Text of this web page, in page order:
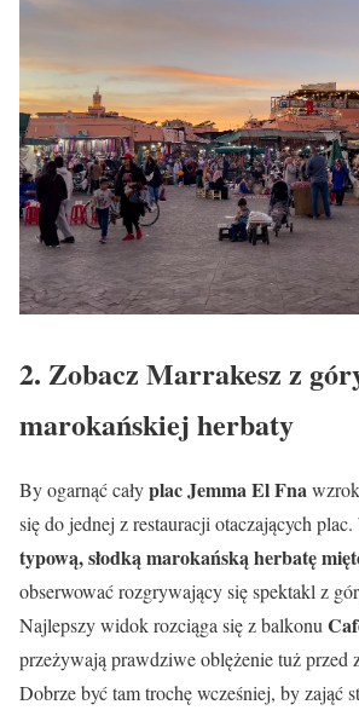
2. Zobacz Marrakesz z
marokańskiej herbaty
By ogarnąć całyplac Jemma El Fna
się do jednej z restauracji otaczających
typową, słodką marokańską herbatę
obserwować rozgrywający się spektakl z
Najlepszy widok rozciąga się z balkonu
przeżywają prawdziwe oblężenie tuż przed
Dobrze być tam trochę wcześniej, by zająć